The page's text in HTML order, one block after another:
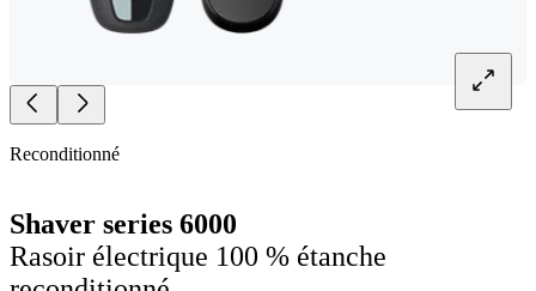
Reconditionné
Shaver series 6000
Rasoir électrique 100 % étanche